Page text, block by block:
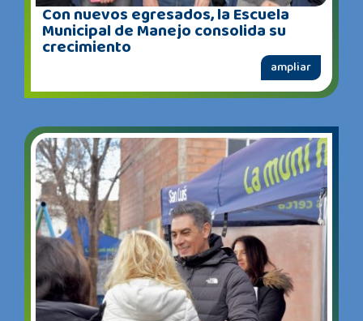
Con nuevos egresados, la Escuela
Municipal de Manejo consolida su
crecimiento
ampliar